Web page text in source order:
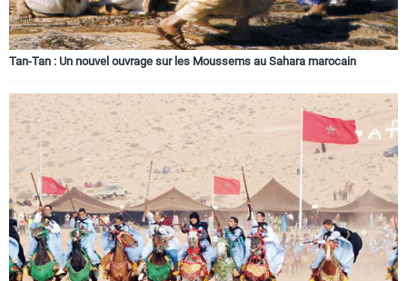
Tan-Tan : Un nouvel ouvrage sur les Moussems au Sahara marocain